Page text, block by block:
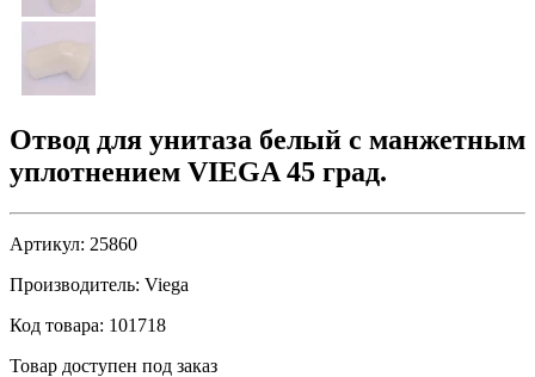
Отвод для унитаза белый с манжетным
уплотнением VIEGA 45 град.
Артикул: 25860
Производитель: Viega
Код товара: 101718
Товар доступен под заказ